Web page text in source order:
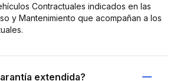
Contractuales indicados en las
y Mantenimiento que acompañan a los
extendida?